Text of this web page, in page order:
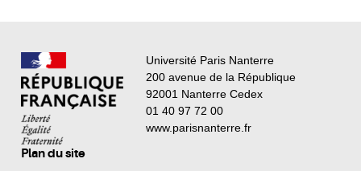
Université Paris Nanterre
200 avenue de la République
92001 Nanterre Cedex
01 40 97 72 00
www.parisnanterre.fr
Plan du site